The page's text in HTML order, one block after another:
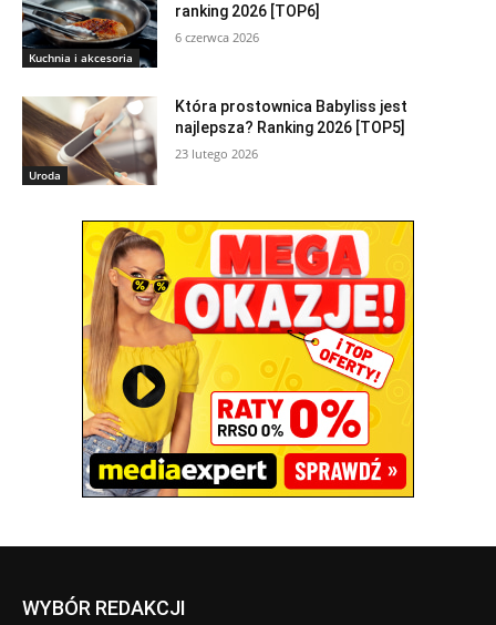
Kuchnia i akcesoria
ranking 2026 [TOP6]
6 czerwca 2026
Uroda
Która prostownica Babyliss jest
najlepsza? Ranking 2026 [TOP5]
23 lutego 2026
WYBÓR REDAKCJI